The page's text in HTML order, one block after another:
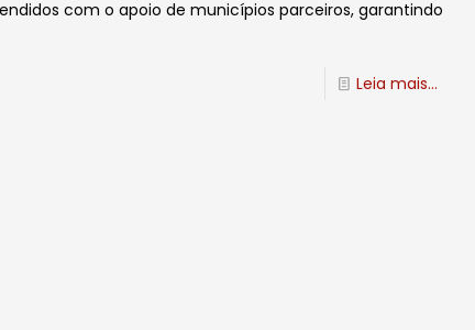
com o apoio de municípios parceiros, garantindo
Leia mais...